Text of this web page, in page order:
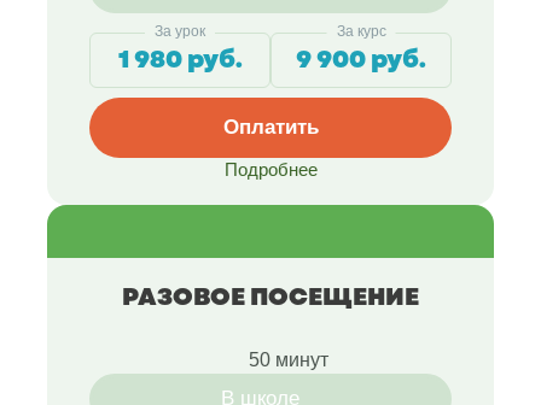
За урок
1 980 руб.
За курс
9 900 руб.
Оплатить
Подробнее
РАЗОВОЕ ПОСЕЩЕНИЕ
50 минут
В школе